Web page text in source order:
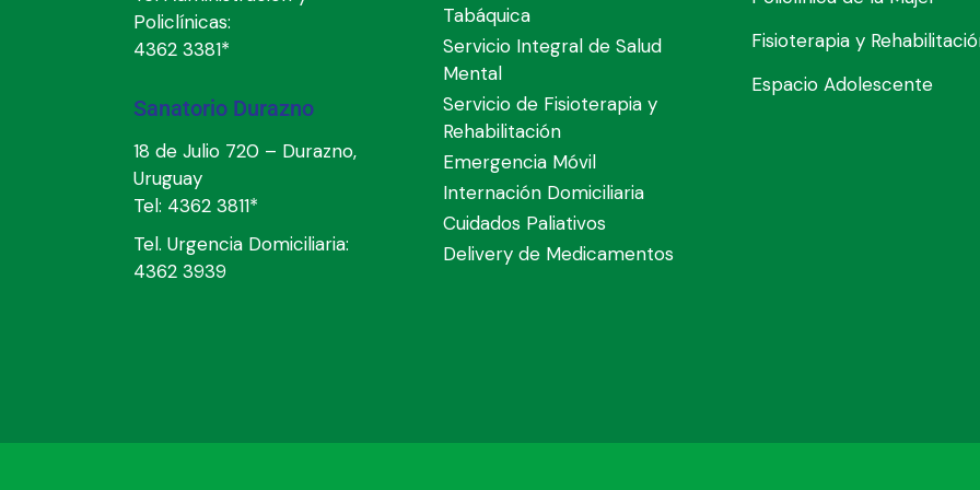
Policlínicas:
4362 3381*
Sanatorio Durazno
18 de Julio 720 – Durazno,
Uruguay
Tel: 4362 3811*
Tel. Urgencia Domiciliaria:
4362 3939
Tabáquica
Servicio Integral de Salud
Mental
Servicio de Fisioterapia y
Rehabilitación
Emergencia Móvil
Internación Domiciliaria
Cuidados Paliativos
Delivery de Medicamentos
Fisioterapia y
Espacio Adolescente